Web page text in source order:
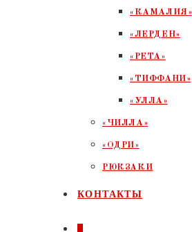
«КАМАЛИЯ»
«ЛЕРДЕН»
«РЕТА»
«ТИФФАНИ»
«УЛЛА»
«ЧИЛЛА»
«ОДРИ»
РЮКЗАКИ
КОНТАКТЫ